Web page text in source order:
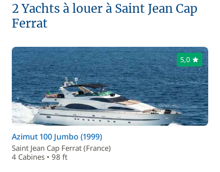
2 Yachts à louer à Saint Jean Cap
Ferrat
5,0
Azimut 100 Jumbo (1999)
Saint Jean Cap Ferrat (France)
4 Cabines • 98 ft